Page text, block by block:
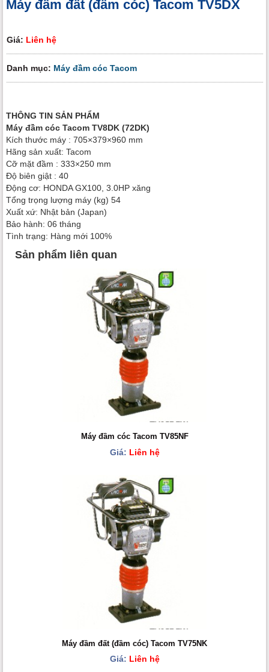
Máy đầm đất (đầm cóc) Tacom TV5DX
Giá: Liên hệ
Danh mục: Máy đầm cóc Tacom
THÔNG TIN SẢN PHẨM
Máy đầm cóc Tacom TV8DK (72DK)
Kích thước máy : 705×379×960 mm
Hãng sản xuất: Tacom
Cỡ mặt đầm : 333×250 mm
Độ biên giật : 40
Động cơ: HONDA GX100, 3.0HP xăng
Tổng trọng lượng máy (kg) 54
Xuất xứ: Nhật bản (Japan)
Bảo hành: 06 tháng
Tình trạng: Hàng mới 100%
Sản phẩm liên quan
Máy đầm cóc Tacom TV85NF
Giá: Liên hệ
Máy đầm đất (đầm cóc) Tacom TV75NK
Giá: Liên hệ